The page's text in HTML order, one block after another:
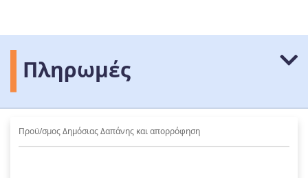
Πληρωμές
Προϋ/σμος Δημόσιας Δαπάνης και απορρόφηση